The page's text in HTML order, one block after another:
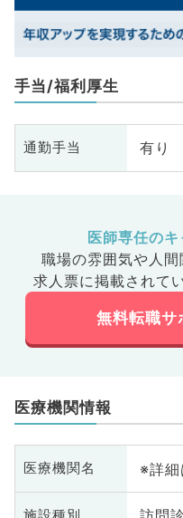
手当/福利厚生
通勤手当 有り
医師専任の
職場の雰囲気や人間
求人票に掲載されて
無料転職サ
医療機関情報
医療機関名 ※詳